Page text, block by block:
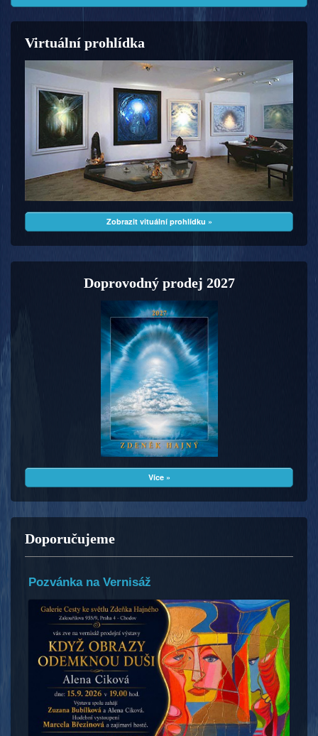
Virtuální prohlídka
Zobrazit vituální prohlídku »
Doprovodný prodej 2027
Více »
Doporučujeme
Pozvánka na Vernisáž